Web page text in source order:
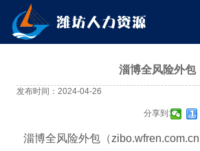
淄博全风险外包
发布时间：2024-04-26
分享到:
淄博全风险外包 （zibo.wfren.com.cn